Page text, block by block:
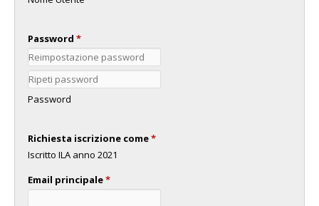
Password *
Password
Richiesta iscrizione come*
Iscritto ILA anno 2021
Email principale*